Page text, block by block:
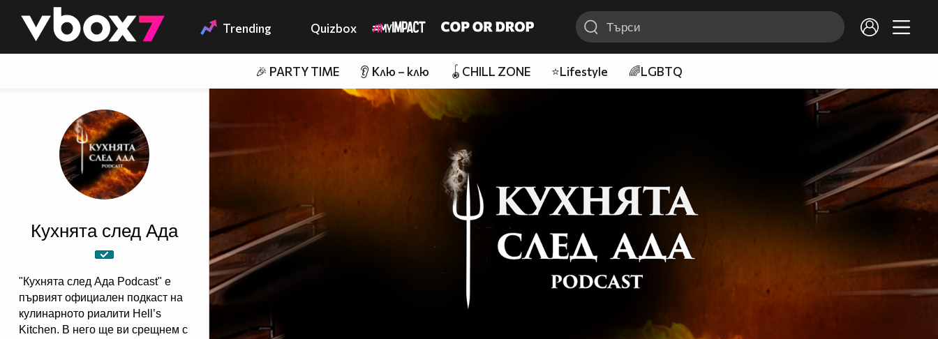
👾 Trending Quizbox
🎉 PARTY TIME 👂 Клю – клю 🪀CHILL ZONE ⭐Lifestyle 🌈LGBTQ
Кухнята след Ада
"Кухнята след Ада Podcast" e
първият официален подкаст на
кулинарното риалити Hell’s
Kitchen. В него ще ви срещнем с